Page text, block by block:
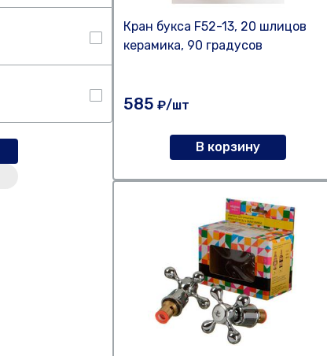
Кран букса F52-13, 20 шлицов
керамика, 90 градусов
585 ₽/шт
В корзину